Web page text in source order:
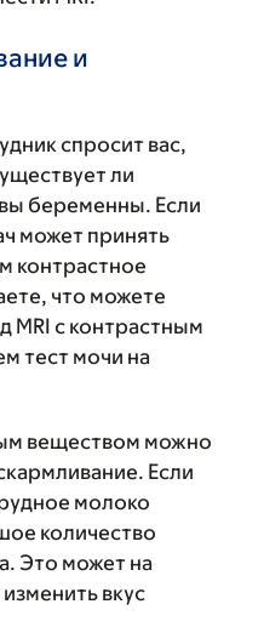
и
спросит вас,
ли
беременны. Если
может принять
контрастное
что можете
с контрастным
тест мочи на
веществом можно
Если
молоко
количество
Это может на
вкус